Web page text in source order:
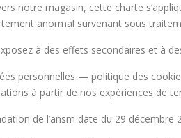
notre magasin, cette charte
anormal survenant sous
à des effets secondaires et à
personnelles — politique des
à partir de nos expériences de
de l’ansm date du 29